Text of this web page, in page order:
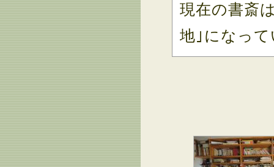
現在の書斎
地｣になっ